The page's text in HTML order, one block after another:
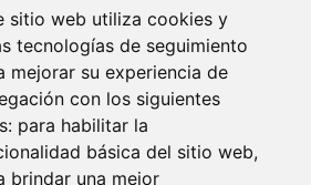
sitio web utiliza cookies y
tecnologías de seguimiento
mejorar su experiencia de
con los siguientes
para habilitar la
básica del sitio web,
brindar una mejor
WINNICK: LA ACTRIZ MAS GUAPA DE
2013
(EMILY BETT RICKARDS), LAS FOTOS